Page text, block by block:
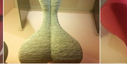
ELLE DECOR ITALIA: DESIGN FOR
LIFE
Francesca Guzzo
LIFE